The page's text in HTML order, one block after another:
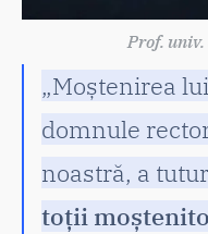
Prof.
„Moștenirea
domnule
noastră, a
toții